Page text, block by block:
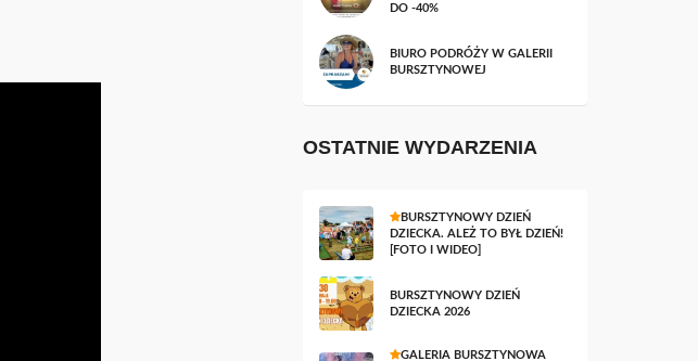
DO -40%
BIURO PODRÓŻY W GALERII
BURSZTYNOWEJ
OSTATNIE WYDARZENIA
BURSZTYNOWY DZIEŃ
DZIECKA. ALEŻ TO BYŁ DZIEŃ!
[FOTO I WIDEO]
BURSZTYNOWY DZIEŃ
DZIECKA 2026
GALERIA BURSZTYNOWA